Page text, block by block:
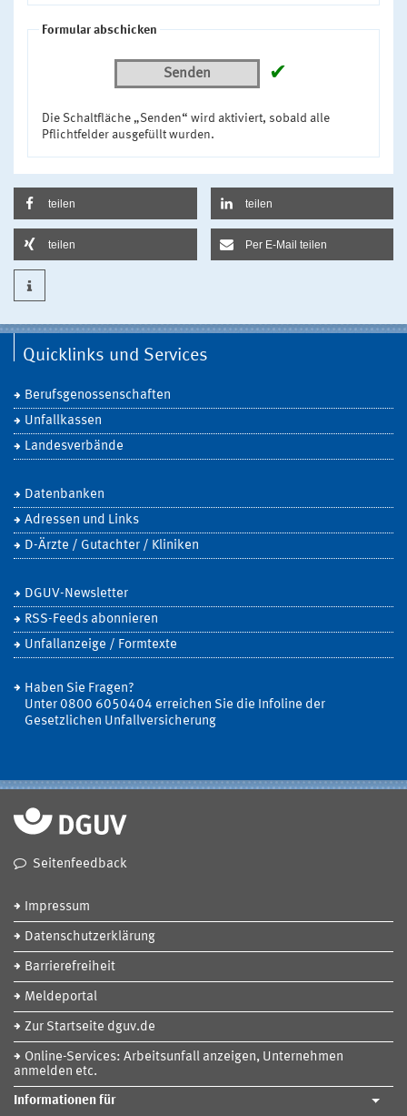
Formular abschicken
Senden ✔
Die Schaltfläche „Senden“ wird aktiviert, sobald alle
Pflichtfelder ausgefüllt wurden.
teilen teilen
teilen Per E-Mail teilen
Quicklinks und Services
Berufsgenossenschaften
Unfallkassen
Landesverbände
Datenbanken
Adressen und Links
D-Ärzte / Gutachter / Kliniken
DGUV-Newsletter
RSS-Feeds abonnieren
Unfallanzeige / Formtexte
Haben Sie Fragen?
Unter 0800 6050404 erreichen Sie die Infoline der
Gesetzlichen Unfallversicherung
Seitenfeedback
Impressum
Datenschutzerklärung
Barrierefreiheit
Meldeportal
Zur Startseite dguv.de
Online-Services: Arbeitsunfall anzeigen, Unternehmen
anmelden etc.
Informationen für